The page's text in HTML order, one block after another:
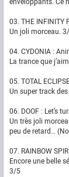
03. THE INFINITY
Un joli morceau.
04. CYDONIA :
La trance que
05. TOTAL
Un super track
06. DOOF : Let’s
Un très joli
peu de retard…
07. RAINBOW
Encore une belle
3/5